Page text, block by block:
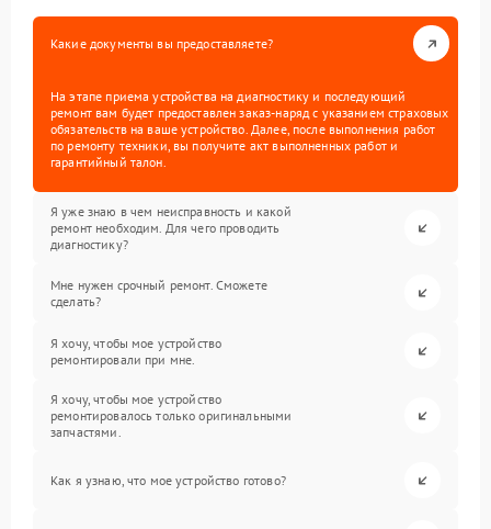
Какие документы вы предоставляете?
На этапе приема устройства на диагностику и последующий
ремонт вам будет предоставлен заказ-наряд с указанием страховых
обязательств на ваше устройство. Далее, после выполнения работ
по ремонту техники, вы получите акт выполненных работ и
гарантийный талон.
Я уже знаю в чем неисправность и какой
ремонт необходим. Для чего проводить
диагностику?
Мне нужен срочный ремонт. Сможете
сделать?
Я хочу, чтобы мое устройство
ремонтировали при мне.
Я хочу, чтобы мое устройство
ремонтировалось только оригинальными
запчастями.
Как я узнаю, что мое устройство готово?